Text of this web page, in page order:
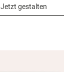
Jetzt gestalten